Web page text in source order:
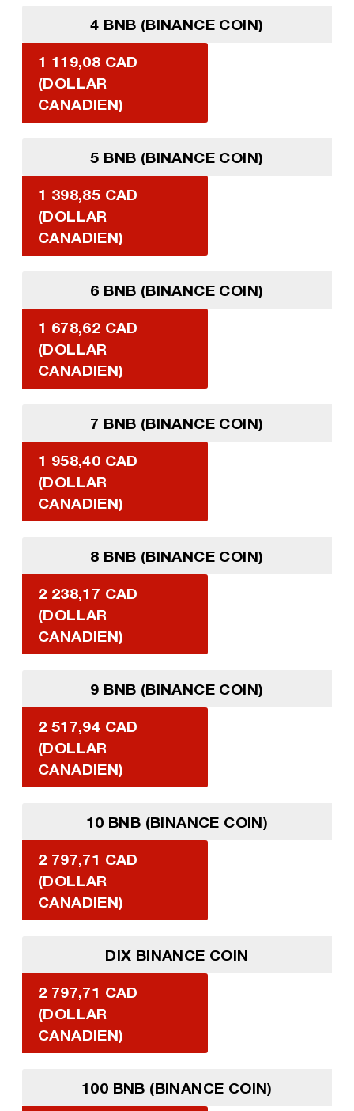
4 BNB (BINANCE COIN)
1 119,08 CAD
(DOLLAR
CANADIEN)
5 BNB (BINANCE COIN)
1 398,85 CAD
(DOLLAR
CANADIEN)
6 BNB (BINANCE COIN)
1 678,62 CAD
(DOLLAR
CANADIEN)
7 BNB (BINANCE COIN)
1 958,40 CAD
(DOLLAR
CANADIEN)
8 BNB (BINANCE COIN)
2 238,17 CAD
(DOLLAR
CANADIEN)
9 BNB (BINANCE COIN)
2 517,94 CAD
(DOLLAR
CANADIEN)
10 BNB (BINANCE COIN)
2 797,71 CAD
(DOLLAR
CANADIEN)
DIX BINANCE COIN
2 797,71 CAD
(DOLLAR
CANADIEN)
100 BNB (BINANCE COIN)